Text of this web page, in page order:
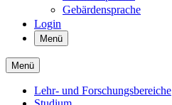
Gebärdensprache
Login
Menü
Menü
Lehr- und Forschungsbereiche